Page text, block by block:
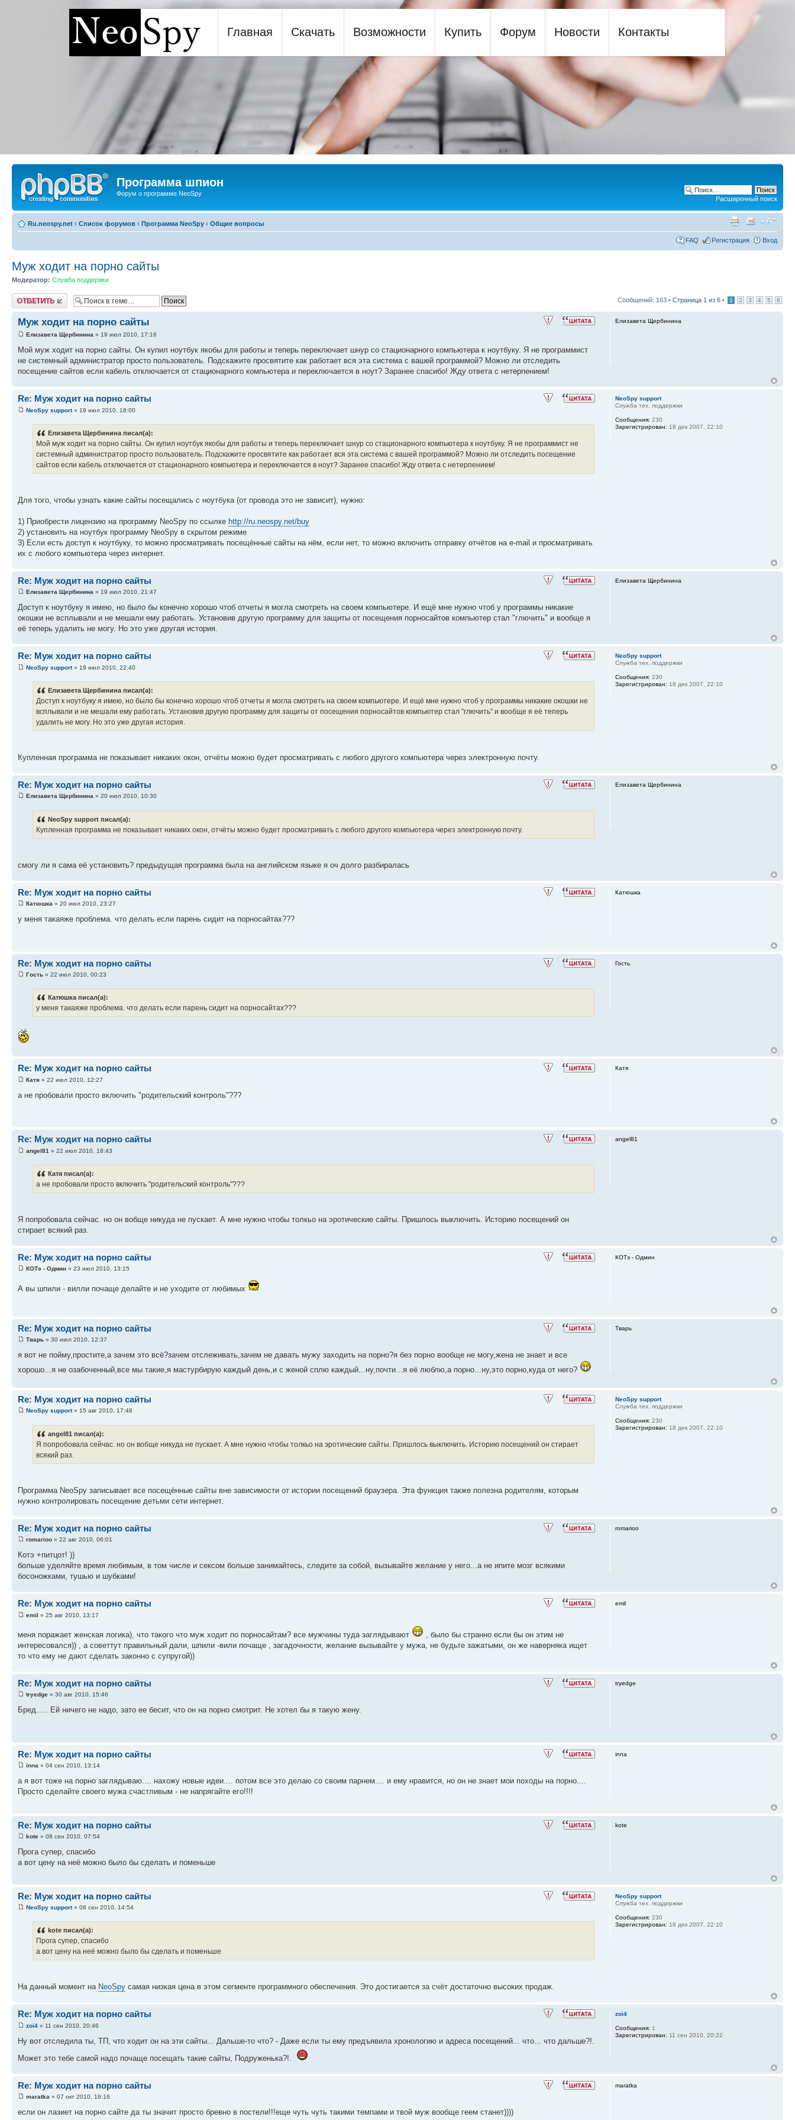
Программа шпион NeoSpy
Главная Скачать Возможности Купить Форум Новости Контакты
Программа шпион
Форум о программе NeoSpy
Расширенный поиск
Ru.neospy.net ‹ Список форумов ‹ Программа NeoSpy ‹ Общие вопросы
FAQ Регистрация Вход
Муж ходит на порно сайты
Модератор: Служба поддержки
Ответить Сообщений: 163 • Страница 1 из 6 • 1 2 3 4 5 6
Муж ходит на порно сайты
Елизавета Щербинина » 19 июл 2010, 17:16
Мой муж ходит на порно сайты. Он купил ноутбук якобы для работы и теперь переключает шнур со стационарного компьютера к ноутбуку. Я не программист
не системный администратор просто пользователь. Подскажите просвятите как работает вся эта система с вашей программой? Можно ли отследить
посещение сайтов если кабель отключается от стационарного компьютера и переключается в ноут? Заранее спасибо! Жду ответа с нетерпением!
Елизавета Щербинина
Re: Муж ходит на порно сайты
NeoSpy support» 19 июл 2010, 18:00
Елизавета Щербинина писал(а):
Мой муж ходит на порно сайты. Он купил ноутбук якобы для работы и теперь переключает шнур со стационарного компьютера к ноутбуку. Я не программист не
системный администратор просто пользователь. Подскажите просвятите как работает вся эта система с вашей программой? Можно ли отследить посещение
сайтов если кабель отключается от стационарного компьютера и переключается в ноут? Заранее спасибо! Жду ответа с нетерпением!
Для того, чтобы узнать какие сайты посещались с ноутбука (от провода это не зависит), нужно:
1) Приобрести лицензию на программу NeoSpy по ссылке http://ru.neospy.net/buy
2) установить на ноутбук программу NeoSpy в скрытом режиме
3) Если есть доступ к ноутбуку, то можно просматривать посещённые сайты на нём, если нет, то можно включить отправку отчётов на e-mail и просматривать
их с любого компьютера через интернет.
NeoSpy support
Служба тех. поддержки
Сообщения: 230
Зарегистрирован: 18 дек 2007, 22:10
Re: Муж ходит на порно сайты
Елизавета Щербинина » 19 июл 2010, 21:47
Доступ к ноутбуку я имею, но было бы конечно хорошо чтоб отчеты я могла смотреть на своем компьютере. И ещё мне нужно чтоб у программы никакие
окошки не всплывали и не мешали ему работать. Установив другую программу для защиты от посещения порносайтов компьютер стал "глючить" и вообще я
её теперь удалить не могу. Но это уже другая история.
Елизавета Щербинина
Re: Муж ходит на порно сайты
NeoSpy support» 19 июл 2010, 22:40
Елизавета Щербинина писал(а):
Доступ к ноутбуку я имею, но было бы конечно хорошо чтоб отчеты я могла смотреть на своем компьютере. И ещё мне нужно чтоб у программы никакие окошки не
всплывали и не мешали ему работать. Установив другую программу для защиты от посещения порносайтов компьютер стал "глючить" и вообще я её теперь
удалить не могу. Но это уже другая история.
Купленная программа не показывает никаких окон, отчёты можно будет просматривать с любого другого компьютера через электронную почту.
NeoSpy support
Служба тех. поддержки
Сообщения: 230
Зарегистрирован: 18 дек 2007, 22:10
Re: Муж ходит на порно сайты
Елизавета Щербинина » 20 июл 2010, 10:30
NeoSpy support писал(а):
Купленная программа не показывает никаких окон, отчёты можно будет просматривать с любого другого компьютера через электронную почту.
смогу ли я сама её установить? предыдущая программа была на английском языке я оч долго разбиралась
Елизавета Щербинина
Re: Муж ходит на порно сайты
Катюшка » 20 июл 2010, 23:27
у меня такаяже проблема. что делать если парень сидит на порносайтах???
Катюшка
Re: Муж ходит на порно сайты
Гость » 22 июл 2010, 00:23
Катюшка писал(а):
у меня такаяже проблема. что делать если парень сидит на порносайтах???
Гость
Re: Муж ходит на порно сайты
Катя » 22 июл 2010, 12:27
а не пробовали просто включить "родительский контроль"???
Катя
Re: Муж ходит на порно сайты
angel81 » 22 июл 2010, 18:43
Катя писал(а):
а не пробовали просто включить "родительский контроль"???
Я попробовала сейчас. но он вобще никуда не пускает. А мне нужно чтобы толкьо на эротические сайты. Пришлось выключить. Историю посещений он
стирает всякий раз.
angel81
Re: Муж ходит на порно сайты
КОТэ - Одмин » 23 июл 2010, 13:15
А вы шпили - вилли почаще делайте и не уходите от любимых
КОТэ - Одмин
Re: Муж ходит на порно сайты
Тварь » 30 июл 2010, 12:37
я вот не пойму,простите,а зачем это всё?зачем отслеживать,зачем не давать мужу заходить на порно?я без порно вообще не могу,жена не знает и все
хорошо...я не озабоченный,все мы такие,я мастурбирую каждый день,и с женой сплю каждый...ну,почти...я её люблю,а порно...ну,это порно,куда от него?
Тварь
Re: Муж ходит на порно сайты
NeoSpy support» 15 авг 2010, 17:48
angel81 писал(а):
Я попробовала сейчас. но он вобще никуда не пускает. А мне нужно чтобы толкьо на эротические сайты. Пришлось выключить. Историю посещений он стирает
всякий раз.
Программа NeoSpy записывает все посещённые сайты вне зависимости от истории посещений браузера. Эта функция также полезна родителям, которым
нужно контролировать посещение детьми сети интернет.
NeoSpy support
Служба тех. поддержки
Сообщения: 230
Зарегистрирован: 18 дек 2007, 22:10
Re: Муж ходит на порно сайты
romarioo » 22 авг 2010, 06:01
Котэ +питцот! ))
больше уделяйте время любимым, в том числе и сексом больше занимайтесь, следите за собой, вызывайте желание у него...а не ипите мозг всякими
босоножками, тушью и шубками!
romarioo
Re: Муж ходит на порно сайты
emil » 25 авг 2010, 13:17
меня поражает женская логика), что такого что муж ходит по порносайтам? все мужчины туда заглядывают
, было бы странно если бы он этим не
интересовался)) , а советтут правильный дали, шпили -вили почаще , загадочности, желание вызывайте у мужа, не будьте зажатыми, он же наверняка ищет
то что ему не дают сделать законно с супругой))
emil
Re: Муж ходит на порно сайты
tryedge » 30 авг 2010, 15:46
Бред..... Ей ничего не надо, зато ее бесит, что он на порно смотрит. Не хотел бы я такую жену.
tryedge
Re: Муж ходит на порно сайты
inna » 04 сен 2010, 13:14
а я вот тоже на порно заглядываю.... нахожу новые идеи.... потом все это делаю со своим парнем.... и ему нравится, но он не знает мои походы на порно....
Просто сделайте своего мужа счастливым - не напрягайте его!!!!
inna
Re: Муж ходит на порно сайты
kote » 08 сен 2010, 07:54
Прога супер, спасибо
а вот цену на неё можно было бы сделать и поменьше
kote
Re: Муж ходит на порно сайты
NeoSpy support» 08 сен 2010, 14:54
kote писал(а):
Прога супер, спасибо
а вот цену на неё можно было бы сделать и поменьше
На данный момент на NeoSpy самая низкая цена в этом сегменте программного обеспечения. Это достигается за счёт достаточно высоких продаж.
NeoSpy support
Служба тех. поддержки
Сообщения: 230
Зарегистрирован: 18 дек 2007, 22:10
Re: Муж ходит на порно сайты
zoi4 » 11 сен 2010, 20:46
Ну вот отследила ты, ТП, что ходит он на эти сайты... Дальше-то что? - Даже если ты ему предъявила хронологию и адреса посещений... что... что дальше?!.
Может это тебе самой надо почаще посещать такие сайты, Подруженька?!.
zoi4
Сообщения: 1
Зарегистрирован: 11 сен 2010, 20:22
Re: Муж ходит на порно сайты
maratka » 07 окт 2010, 19:16
если он лазиет на порно сайте да ты значит просто бревно в постели!!!еще чуть чуть такими темпами и твой муж вообще геем станет))))
maratka